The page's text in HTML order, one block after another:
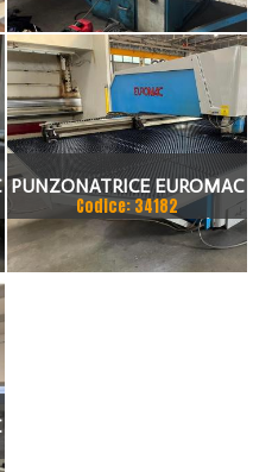
PUNZONATRICE EUROMAC
MOD. ZX NDEX 1250/30
Codice: 34182